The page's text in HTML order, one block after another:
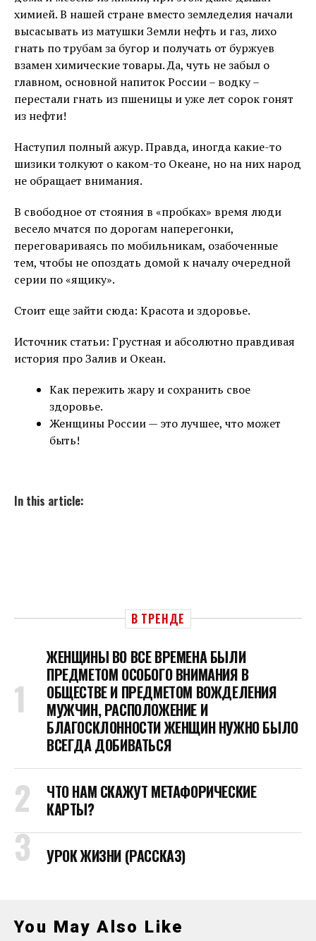
химией. В нашей стране вместо земледелия начали
высасывать из матушки Земли нефть и газ, лихо
гнать по трубам за бугор и получать от буржуев
взамен химические товары. Да, чуть не забыл о
главном, основной напиток России – водку –
перестали гнать из пшеницы и уже лет сорок гонят
из нефти!
Наступил полный ажур. Правда, иногда какие-то
шизики толкуют о каком-то Океане, но на них народ
не обращает внимания.
В свободное от стояния в «пробках» время люди
весело мчатся по дорогам наперегонки,
переговариваясь по мобильникам, озабоченные
тем, чтобы не опоздать домой к началу очередной
серии по «ящику».
Стоит еще зайти сюда: Красота и здоровье.
Источник статьи: Грустная и абсолютно правдивая
история про Залив и Океан.
Как пережить жару и сохранить свое
здоровье.
Женщины России — это лучшее, что может
быть!
In this article:
В ТРЕНДЕ
ЖЕНЩИНЫ ВО ВСЕ ВРЕМЕНА БЫЛИ
ПРЕДМЕТОМ ОСОБОГО ВНИМАНИЯ В
ОБЩЕСТВЕ И ПРЕДМЕТОМ ВОЖДЕЛЕНИЯ
МУЖЧИН, РАСПОЛОЖЕНИЕ И
БЛАГОСКЛОННОСТИ ЖЕНЩИН НУЖНО БЫЛО
ВСЕГДА ДОБИВАТЬСЯ
ЧТО НАМ СКАЖУТ МЕТАФОРИЧЕСКИЕ
КАРТЫ?
УРОК ЖИЗНИ (РАССКАЗ)
You May Also Like